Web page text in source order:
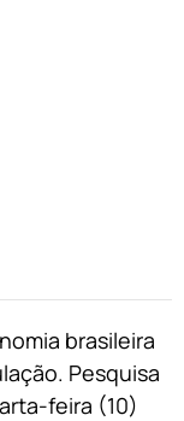
brasileira
Pesquisa
feira (10)